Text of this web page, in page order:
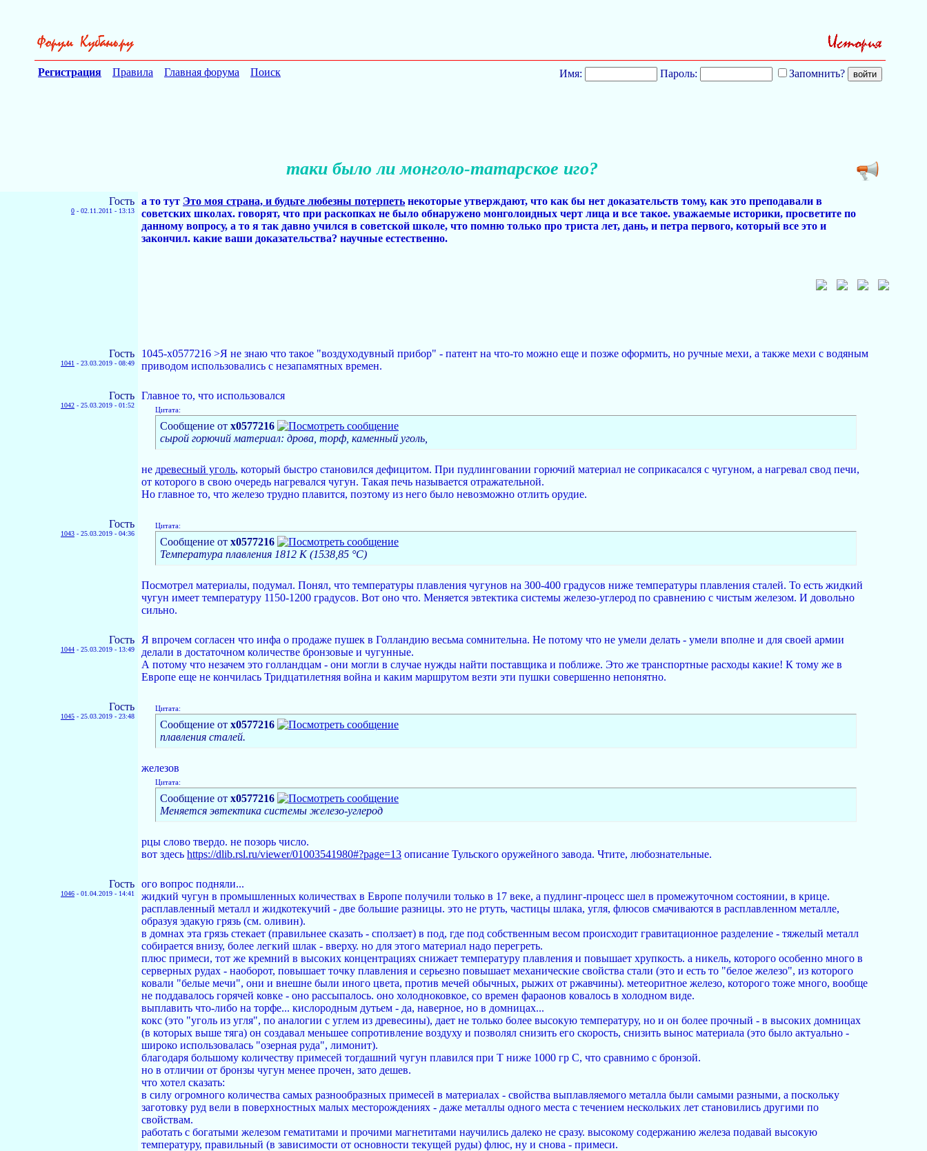
Регистрация Правила Главная форума Поиск Имя: Пароль: Запомнить?
таки было ли монголо-татарское иго?
Гость
0 - 02.11.2011 - 13:13
а то тут Это моя страна, и будьте любезны потерпеть некоторые утверждают, что как бы нет доказательств тому, как это преподавали в
советских школах. говорят, что при раскопках не было обнаружено монголоидных черт лица и все такое. уважаемые историки, просветите по
данному вопросу, а то я так давно учился в советской школе, что помню только про триста лет, дань, и петра первого, который все это и
закончил. какие ваши доказательства? научные естественно.
Гость
1041 - 23.03.2019 - 08:49
1045-x0577216 >Я не знаю что такое "воздуходувный прибор" - патент на что-то можно еще и позже оформить, но ручные мехи, а также мехи с водяным
приводом использовались с незапамятных времен.
Гость
1042 - 25.03.2019 - 01:52
Главное то, что использовался
Цитата:
Сообщение от x0577216
сырой горючий материал: дрова, торф, каменный уголь,
не древесный уголь, который быстро становился дефицитом. При пудлинговании горючий материал не соприкасался с чугуном, а нагревал свод печи,
от которого в свою очередь нагревался чугун. Такая печь называется отражательной.
Но главное то, что железо трудно плавится, поэтому из него было невозможно отлить орудие.
Гость
1043 - 25.03.2019 - 04:36
Цитата:
Сообщение от x0577216
Температура плавления 1812 K (1538,85 °C)
Посмотрел материалы, подумал. Понял, что температуры плавления чугунов на 300-400 градусов ниже температуры плавления сталей. То есть жидкий
чугун имеет температуру 1150-1200 градусов. Вот оно что. Меняется эвтектика системы железо-углерод по сравнению с чистым железом. И довольно
сильно.
Гость
1044 - 25.03.2019 - 13:49
Я впрочем согласен что инфа о продаже пушек в Голландию весьма сомнительна. Не потому что не умели делать - умели вполне и для своей армии
делали в достаточном количестве бронзовые и чугунные.
А потому что незачем это голландцам - они могли в случае нужды найти поставщика и поближе. Это же транспортные расходы какие! К тому же в
Европе еще не кончилась Тридцатилетняя война и каким маршрутом везти эти пушки совершенно непонятно.
Гость
1045 - 25.03.2019 - 23:48
Цитата:
Сообщение от х0577216
плавления сталей.
железов
Цитата:
Сообщение от х0577216
Меняется эвтектика системы железо-углерод
рцы слово твердо. не позорь число.
вот здесь https://dlib.rsl.ru/viewer/01003541980#?page=13 описание Тульского оружейного завода. Чтите, любознательные.
Гость
1046 - 01.04.2019 - 14:41
ого вопрос подняли...
жидкий чугун в промышленных количествах в Европе получили только в 17 веке, а пудлинг-процесс шел в промежуточном состоянии, в крице.
расплавленный металл и жидкотекучий - две большие разницы. это не ртуть, частицы шлака, угля, флюсов смачиваются в расплавленном металле,
образуя эдакую грязь (см. оливин).
в домнах эта грязь стекает (правильнее сказать - сползает) в под, где под собственным весом происходит гравитационное разделение - тяжелый металл
собирается внизу, более легкий шлак - вверху. но для этого материал надо перегреть.
плюс примеси, тот же кремний в высоких концентрациях снижает температуру плавления и повышает хрупкость. а никель, которого особенно много в
серверных рудах - наоборот, повышает точку плавления и серьезно повышает механические свойства стали (это и есть то "белое железо", из которого
ковали "белые мечи", они и внешне были иного цвета, против мечей обычных, рыжих от ржавчины). метеоритное железо, которого тоже много, вообще
не поддавалось горячей ковке - оно рассыпалось. оно холодноковкое, со времен фараонов ковалось в холодном виде.
выплавить что-либо на торфе... кислородным дутьем - да, наверное, но в домницах...
кокс (это "уголь из угля", по аналогии с углем из древесины), дает не только более высокую температуру, но и он более прочный - в высоких домницах
(в которых выше тяга) он создавал меньшее сопротивление воздуху и позволял снизить его скорость, снизить вынос материала (это было актуально -
широко использовалась "озерная руда", лимонит).
благодаря большому количеству примесей тогдашний чугун плавился при Т ниже 1000 гр С, что сравнимо с бронзой.
но в отличии от бронзы чугун менее прочен, зато дешев.
что хотел сказать:
в силу огромного количества самых разнообразных примесей в материалах - свойства выплавляемого металла были самыми разными, а поскольку
заготовку руд вели в поверхностных малых месторождениях - даже металлы одного места с течением нескольких лет становились другими по
свойствам.
работать с богатыми железом гематитами и прочими магнетитами научились далеко не сразу. высокому содержанию железа подавай высокую
температуру, правильный (в зависимости от основности текущей руды) флюс, ну и снова - примеси.